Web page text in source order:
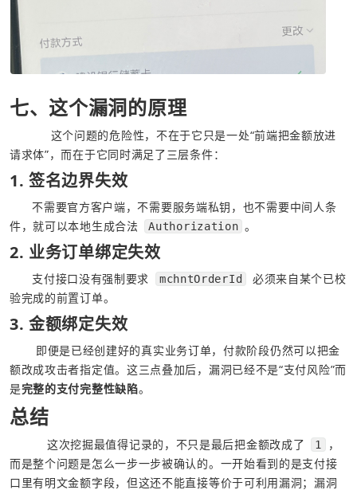
七、这个漏洞的原理
请求体”，而在于它同时满足了三层条件：
1. 签名边界失效
      不需要官方客户端，不需要服务端私钥，也不需要中间人条
件，就可以本地生成合法
Authorization 。
2. 业务订单绑定失效
      支付接口没有强制要求
mchntOrderId
必须来自某个已校
验完成的前置订单。
3. 金额绑定失效
额改成攻击者指定值。这三点叠加后，漏洞已经不是“支付风险”而
是完整的支付完整性缺陷。
总结
          这次挖掘最值得记录的，不只是最后把金额改成了
1
，
而是整个问题是怎么一步一步被确认的。一开始看到的是支付接
口里有明文金额字段，但这还不能直接等价于可利用漏洞；漏洞